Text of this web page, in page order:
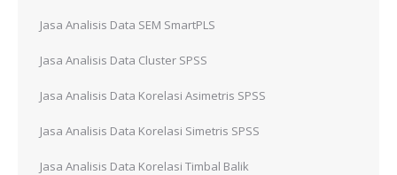
Jasa Analisis Data SEM SmartPLS
Jasa Analisis Data Cluster SPSS
Jasa Analisis Data Korelasi Asimetris SPSS
Jasa Analisis Data Korelasi Simetris SPSS
Jasa Analisis Data Korelasi Timbal Balik